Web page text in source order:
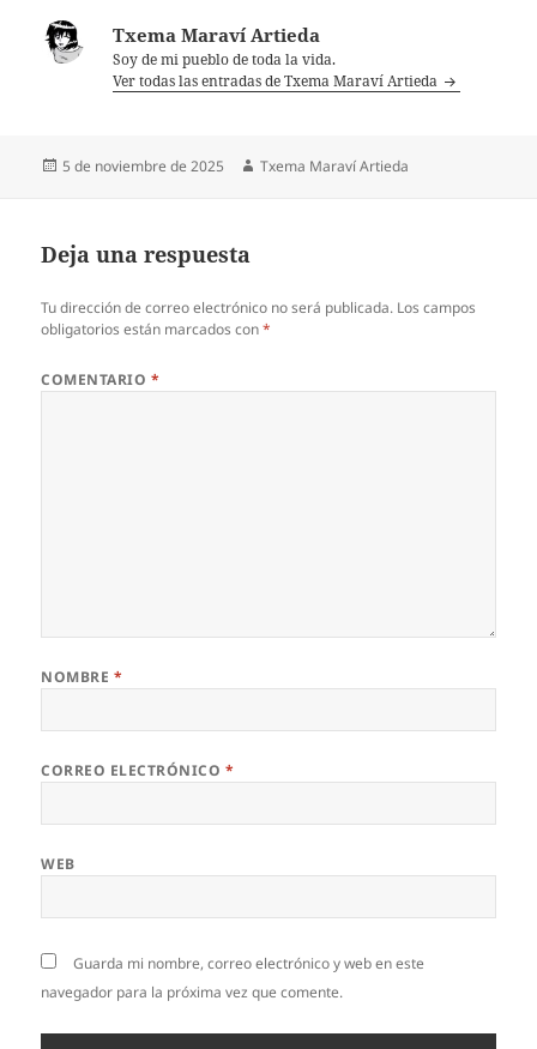
Txema Maraví Artieda
Soy de mi pueblo de toda la vida.
Ver todas las entradas de Txema Maraví Artieda
Publicado
5 de noviembre de 2025 Autor
Txema Maraví Artieda
Deja una respuesta
Tu dirección de correo electrónico no será publicada. Los campos
obligatorios están marcados con*
COMENTARIO *
NOMBRE *
CORREO ELECTRÓNICO *
WEB
Guarda mi nombre, correo electrónico y web en este
navegador para la próxima vez que comente.